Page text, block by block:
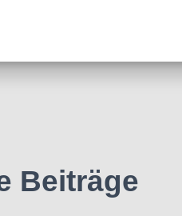
Beiträge